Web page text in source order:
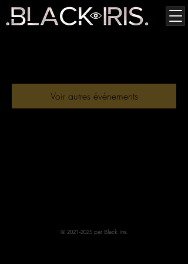
Voir autres événements
© 2021-2025par Black Iris.